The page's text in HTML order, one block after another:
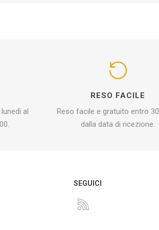
al
RESO FACILE
Reso facile e gratuito entro
dalla data di ricezione.
SEGUICI